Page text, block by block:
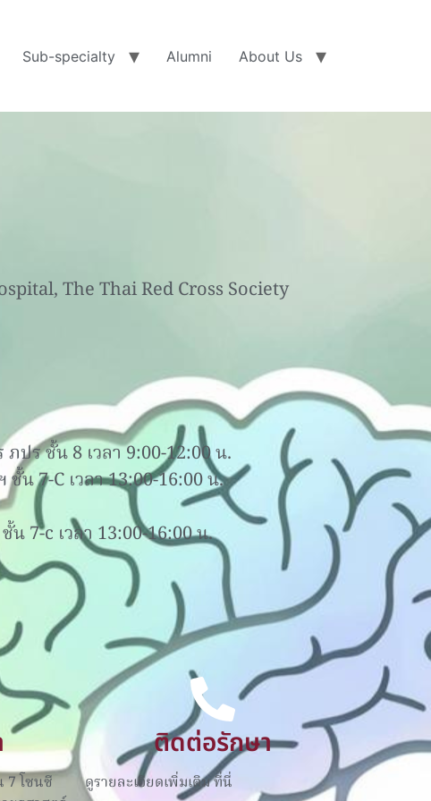
Sub-specialty Alumni About Us
The Thai Red Cross Society
ปร ชั้น 8 เวลา 9:00-12:00 น.
7-C เวลา 13:00-16:00 น.
7-c เวลา 13:00-16:00 น.
7 โซนซี
ติดต่อรักษา
ดูรายละเอียดเพิ่มเติม ที่นี่